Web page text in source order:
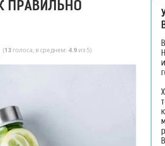
ПРАВИЛЬНО
(13 голоса, в среднем: 4.9 из 5)